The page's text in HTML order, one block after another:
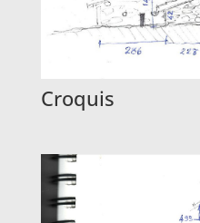
Croquis